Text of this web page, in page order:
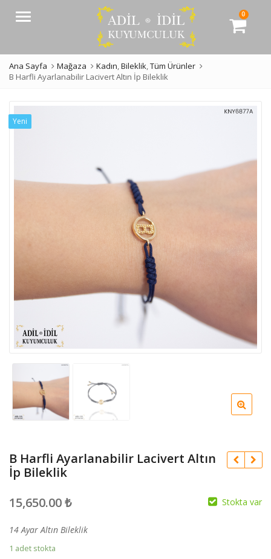
Menü 0
Ana Sayfa Mağaza Kadın,Bileklik,Tüm Ürünler
B Harfli Ayarlanabilir Lacivert Altın İp Bileklik
Yeni
B Harfli Ayarlanabilir Lacivert Altın
İp Bileklik
15,650.00₺ Stokta var
14 Ayar Altın Bileklik
1 adet stokta